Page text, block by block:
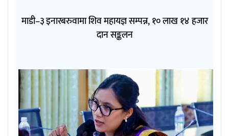
माडी–३ इनारबरुवामा शिव महायज्ञ सम्पन्न, १० लाख १४ हजार
दान सङ्कलन